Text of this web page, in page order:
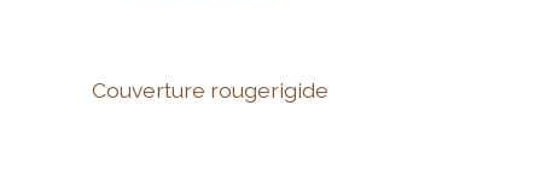
Couverture rougerigide